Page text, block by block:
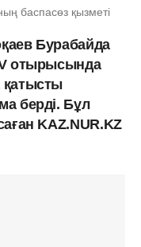
баспасөз қызметі
Бурабайда
отырысында
қатысты
берді. Бұл
KAZ.NUR.KZ